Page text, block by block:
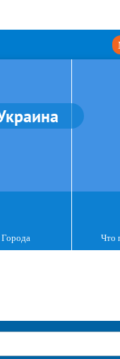
Города Что